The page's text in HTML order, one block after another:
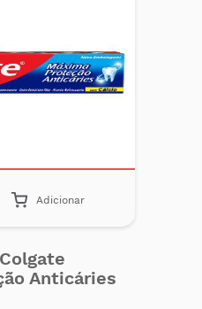
Adicionar
Anticáries